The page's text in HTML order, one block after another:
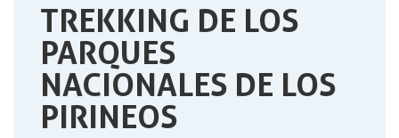
TREKKING DE LOS
PARQUES
NACIONALES DE LOS
PIRINEOS